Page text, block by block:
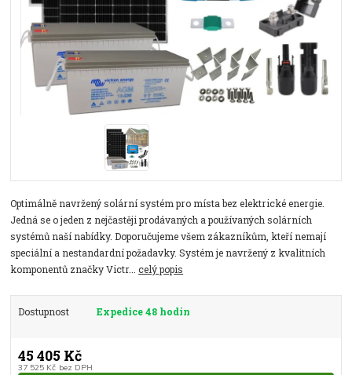
Optimálně navržený solární systém pro místa bez elektrické energie.
Jedná se o jeden z nejčastěji prodávaných a používaných solárních
systémů naší nabídky. Doporučujeme všem zákazníkům, kteří nemají
speciální a nestandardní požadavky. Systém je navržený z kvalitních
komponentů značky Victr...celý popis
Dostupnost Expedice 48 hodin
45 405 Kč
37 525 Kč bez DPH